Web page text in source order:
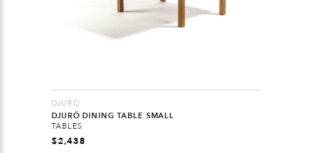
DJURÖ
DJURÖ DINING TABLE SMALL
TABLES
$2,438